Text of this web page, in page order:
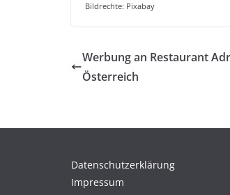
Bildrechte: Pixabay
Werbung an Restaurant
Österreich
Datenschutzerklärung
Impressum